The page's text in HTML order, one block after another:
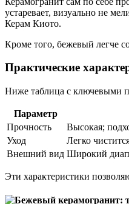
устаревает, визуально не
Керам Киото.
Кроме того, бежевый легче
Практические
Ниже таблица с ключевыми
Параметр
Прочность
Высокая;
Уход
Легко
Внешний вид Широкий
Эти характеристики